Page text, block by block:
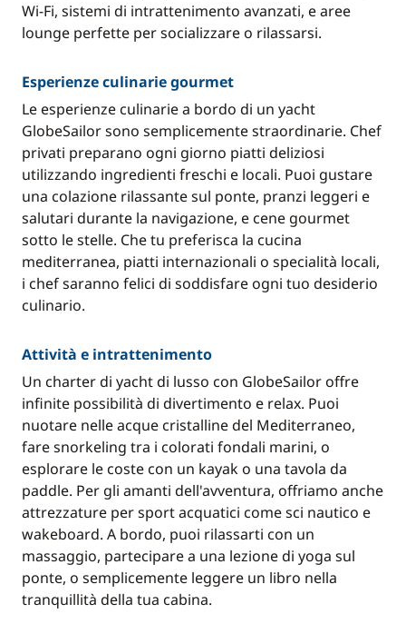
Wi-Fi, sistemi di intrattenimento avanzati, e aree
lounge perfette per socializzare o rilassarsi.
Esperienze culinarie gourmet
Le esperienze culinarie a bordo di un yacht
GlobeSailor sono semplicemente straordinarie. Chef
privati preparano ogni giorno piatti deliziosi
utilizzando ingredienti freschi e locali. Puoi gustare
una colazione rilassante sul ponte, pranzi leggeri e
salutari durante la navigazione, e cene gourmet
sotto le stelle. Che tu preferisca la cucina
mediterranea, piatti internazionali o specialità locali,
i chef saranno felici di soddisfare ogni tuo desiderio
culinario.
Attività e intrattenimento
Un charter di yacht di lusso con GlobeSailor offre
infinite possibilità di divertimento e relax. Puoi
nuotare nelle acque cristalline del Mediterraneo,
fare snorkeling tra i colorati fondali marini, o
esplorare le coste con un kayak o una tavola da
paddle. Per gli amanti dell'avventura, offriamo anche
attrezzature per sport acquatici come sci nautico e
wakeboard. A bordo, puoi rilassarti con un
massaggio, partecipare a una lezione di yoga sul
ponte, o semplicemente leggere un libro nella
tranquillità della tua cabina.